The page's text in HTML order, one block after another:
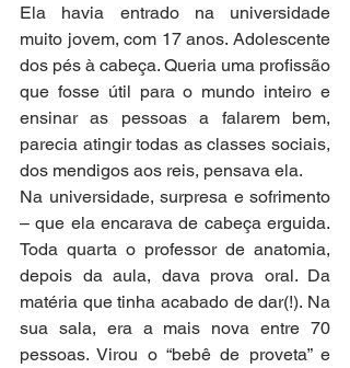
Ela havia entrado na universidade
muito jovem, com 17 anos. Adolescente
dos pés à cabeça. Queria uma profissão
que fosse útil para o mundo inteiro e
ensinar as pessoas a falarem bem,
parecia atingir todas as classes sociais,
dos mendigos aos reis, pensava ela.
Na universidade, surpresa e sofrimento
– que ela encarava de cabeça erguida.
Toda quarta o professor de anatomia,
depois da aula, dava prova oral. Da
matéria que tinha acabado de dar(!). Na
sua sala, era a mais nova entre 70
pessoas. Virou o “bebê de proveta” e